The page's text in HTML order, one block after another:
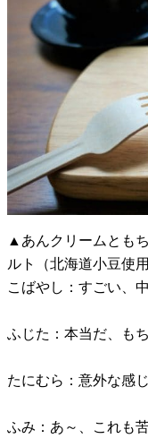
▲あんクリームとも
ルト（北海道小豆使
こばやし：すごい、
ふじた：本当だ、も
たにむら：意外な感じ
ふみ：あ～、これも